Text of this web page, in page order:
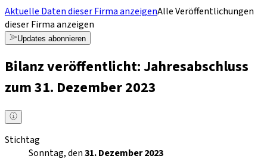
Aktuelle Daten dieser Firma anzeigenAlle Veröffentlichungen
dieser Firma anzeigen
Updates abonnieren
Bilanz veröffentlicht: Jahresabschluss
zum 31. Dezember 2023
Stichtag
Sonntag, den31. Dezember 2023